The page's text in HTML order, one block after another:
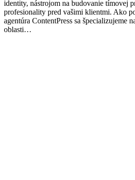
identity, nástrojom na budovanie tímovej
profesionality pred vašimi klientmi. Ako
agentúra ContentPress sa špecializujeme
oblasti…